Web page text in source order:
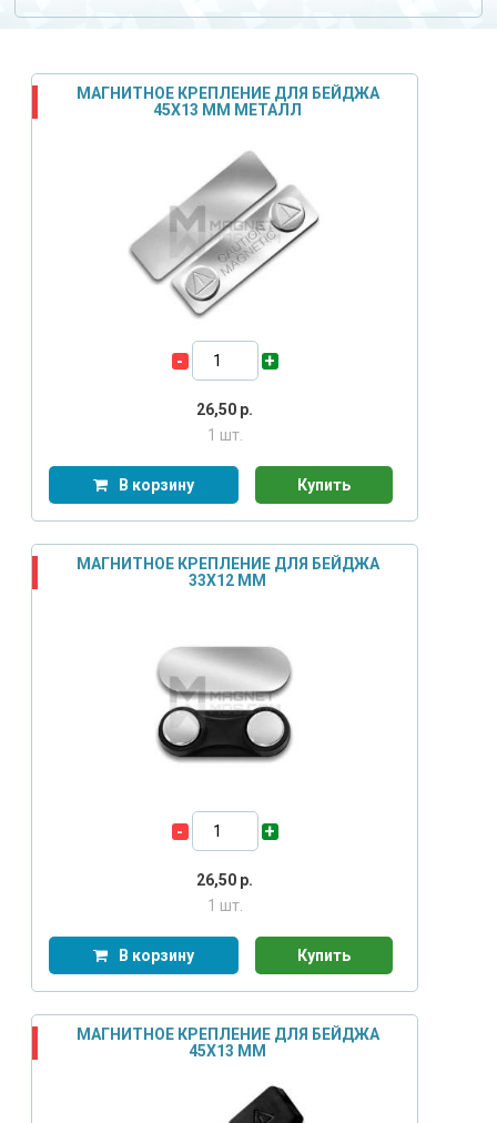
МАГНИТНОЕ КРЕПЛЕНИЕ ДЛЯ БЕЙДЖА
45Х13 ММ МЕТАЛЛ
- +
26,50 р.
1 шт.
В корзину Купить
МАГНИТНОЕ КРЕПЛЕНИЕ ДЛЯ БЕЙДЖА
33Х12 ММ
- +
26,50 р.
1 шт.
В корзину Купить
МАГНИТНОЕ КРЕПЛЕНИЕ ДЛЯ БЕЙДЖА
45Х13 ММ